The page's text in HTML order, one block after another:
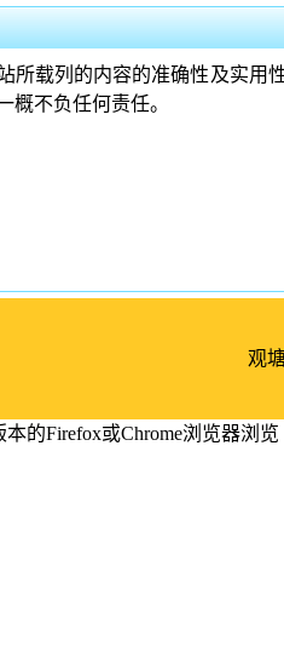
载列的内容的准确性及实用
不负任何责任。
观
的Firefox或Chrome浏览器浏览